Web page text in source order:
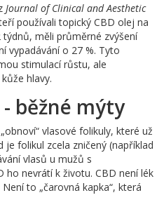
Journal of Clinical and Aesthetic
používali topický CBD olej na
měli průměrné zvýšení
vypadávání o 27 %. Tyto
stimulací růstu, ale
hlavy.
- běžné mýty
vlasové folikuly, které už
je folikul zcela zničený (například
vlasů u mužů s
ho nevrátí k životu. CBD není lék
to „čarovná kapka“, která